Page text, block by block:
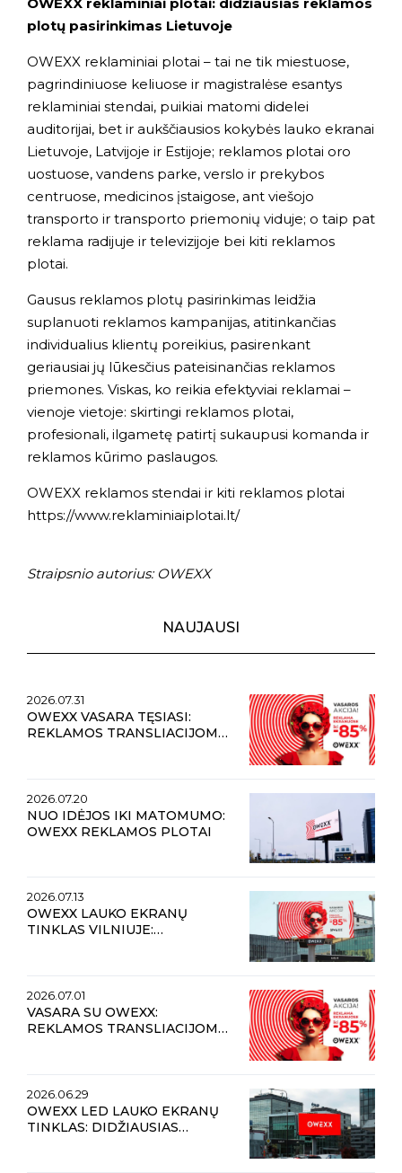
plotų pasirinkimas Lietuvoje
OWEXX reklaminiai plotai – tai ne tik miestuose,
pagrindiniuose keliuose ir magistralėse esantys
reklaminiai stendai, puikiai matomi didelei
auditorijai, bet ir aukščiausios kokybės lauko ekranai
Lietuvoje, Latvijoje ir Estijoje; reklamos plotai oro
uostuose, vandens parke, verslo ir prekybos
centruose, medicinos įstaigose, ant viešojo
transporto ir transporto priemonių viduje; o taip pat
reklama radijuje ir televizijoje bei kiti reklamos
plotai.
Gausus reklamos plotų pasirinkimas leidžia
suplanuoti reklamos kampanijas, atitinkančias
individualius klientų poreikius, pasirenkant
geriausiai jų lūkesčius pateisinančias reklamos
priemones. Viskas, ko reikia efektyviai reklamai –
vienoje vietoje: skirtingi reklamos plotai,
profesionali, ilgametę patirtį sukaupusi komanda ir
reklamos kūrimo paslaugos.
OWEXX reklamos stendai ir kiti reklamos plotai
https://www.reklaminiaiplotai.lt/
Straipsnio autorius: OWEXX
NAUJAUSI
2026.07.31
OWEXX VASARA TĘSIASI:
REKLAMOS TRANSLIACIJOMS
2026.07.20
NUO IDĖJOS IKI MATOMUMO:
OWEXX REKLAMOS PLOTAI
2026.07.13
OWEXX LAUKO EKRANŲ
TINKLAS VILNIUJE:
2026.07.01
VASARA SU OWEXX:
REKLAMOS TRANSLIACIJOMS
2026.06.29
OWEXX LED LAUKO EKRANŲ
TINKLAS: DIDŽIAUSIAS